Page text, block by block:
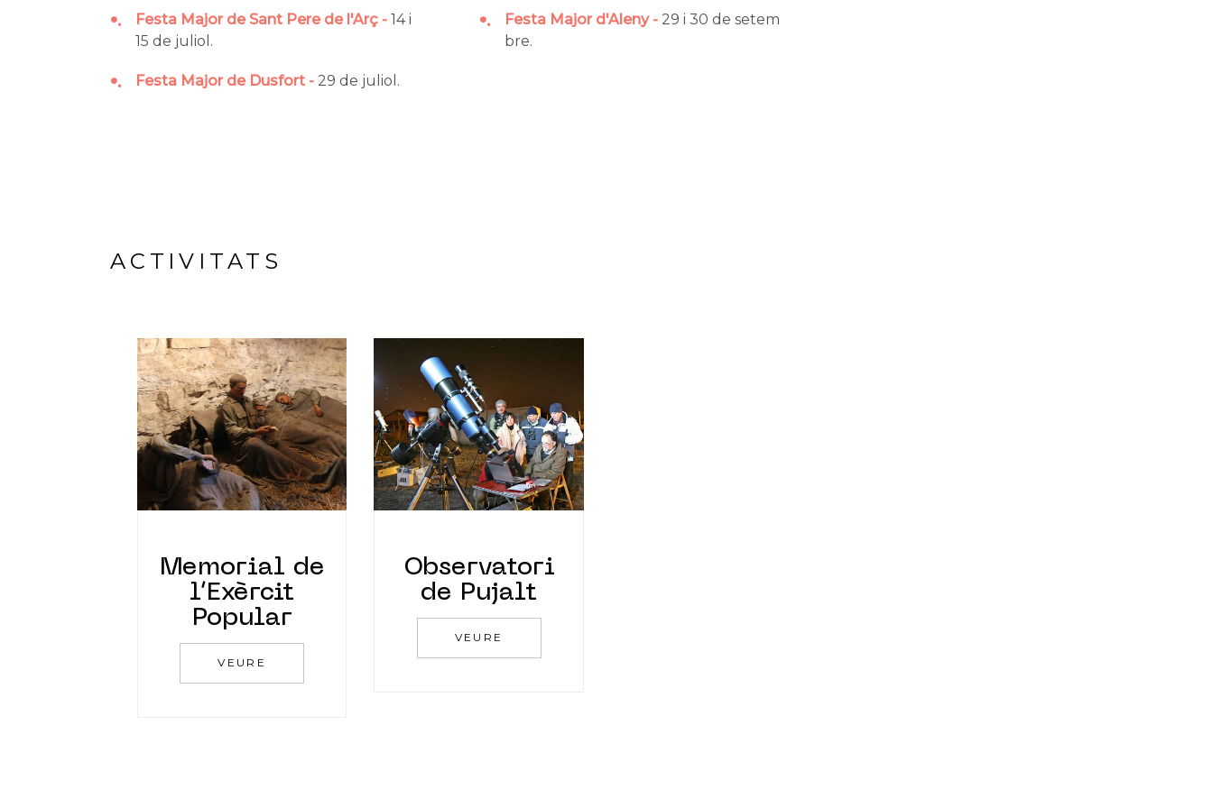
• Festa Major de Sant Pere de l'Arç
14 i
15 de juliol.
• Festa Major de Dusfort 29 de juliol.
• Festa Major d'Aleny
29 i 30 de setem
bre.
ACTIVITATS
Memorial de
l’Exèrcit
Popular
VEURE
Observatori
de Pujalt
VEURE